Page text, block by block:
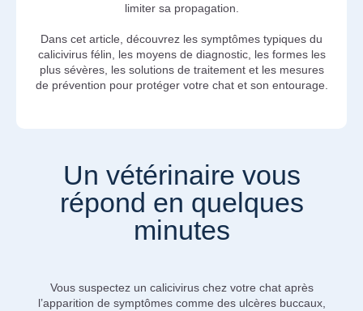
limiter sa propagation.
Dans cet article, découvrez les symptômes typiques du
calicivirus félin, les moyens de diagnostic, les formes les
plus sévères, les solutions de traitement et les mesures
de prévention pour protéger votre chat et son entourage.
Un vétérinaire vous
répond en quelques
minutes
Vous suspectez un calicivirus chez votre chat après
l’apparition de symptômes comme des ulcères buccaux,